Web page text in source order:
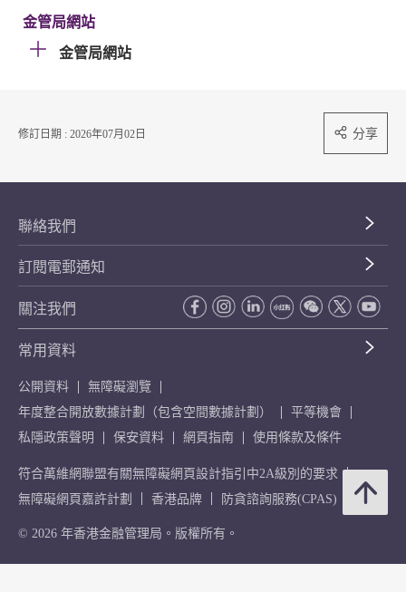
金管局網站
金管局網站
修訂日期 : 2026年07月02日 分享
聯絡我們
訂閱電郵通知
關注我們
常用資料
公開資料
無障礙瀏覽
年度整合開放數據計劃（包含空間數據計劃）
平等機會
私隱政策聲明
保安資料 網頁指南 使用條款及條件
符合萬維網聯盟有關無障礙網頁設計指引中2A級別的要求
無障礙網頁嘉許計劃
香港品牌 防貪諮詢服務(CPAS)
© 2026 年香港金融管理局。版權所有。